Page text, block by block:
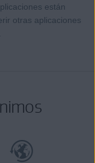
están
otras aplicaciones